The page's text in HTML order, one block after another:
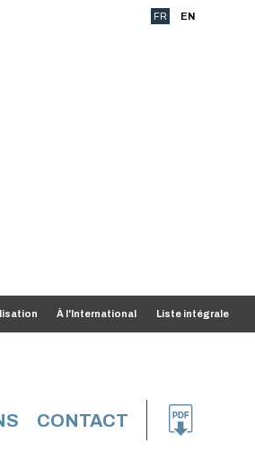
FR EN
À l'International Liste intégrale
CONTACT